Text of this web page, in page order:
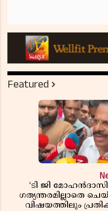
Featured
‘ടി ജി
ഗത്യന്തരമില്ലാതെ
വിഷയത്തിലും